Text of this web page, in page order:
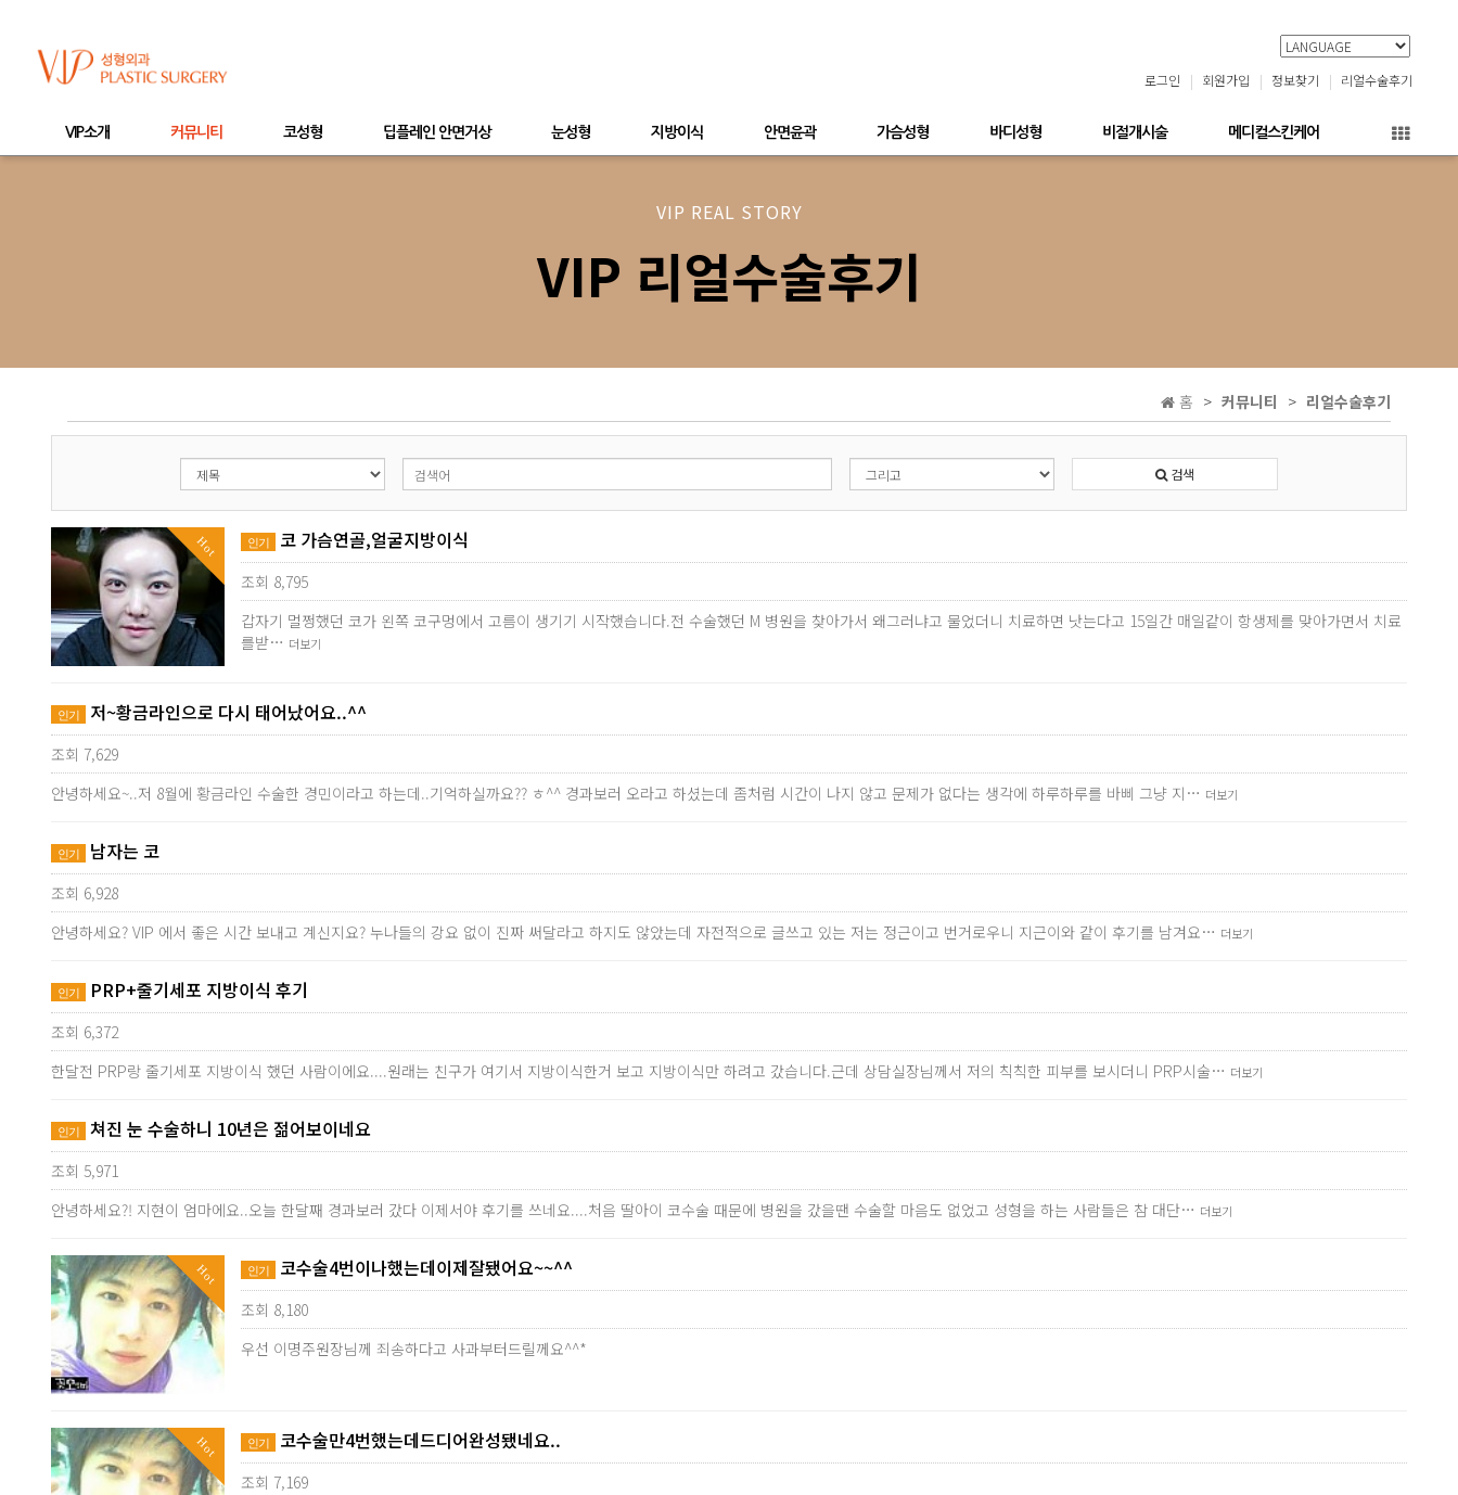
로그인 회원가입 정보찾기 리얼수술후기
VIP소개 커뮤니티 코성형 딥플레인 안면거상 눈성형 지방이식 안면윤곽 가슴성형 바디성형 비절개시술 메디컬스킨케어
VIP REAL STORY
VIP 리얼수술후기
홈 커뮤니티 리얼수술후기
검색
Hot 인기 코 가슴연골,얼굴지방이식
조회 8,795
갑자기 멀쩡했던 코가 왼쪽 코구멍에서 고름이 생기기 시작했습니다.전 수술했던 M 병원을 찾아가서 왜그러냐고 물었더니 치료하면 낫는다고 15일간 매일같이 항생제를 맞아가면서 치료
를받… 더보기
인기 저~황금라인으로 다시 태어났어요..^^
조회 7,629
안녕하세요~..저 8월에 황금라인 수술한 경민이라고 하는데..기억하실까요?? ㅎ^^ 경과보러 오라고 하셨는데 좀처럼 시간이 나지 않고 문제가 없다는 생각에 하루하루를 바삐 그냥 지… 더보기
인기 남자는 코
조회 6,928
안녕하세요? VIP 에서 좋은 시간 보내고 계신지요? 누나들의 강요 없이 진짜 써달라고 하지도 않았는데 자전적으로 글쓰고 있는 저는 정근이고 번거로우니 지근이와 같이 후기를 남겨요… 더보기
인기 PRP+줄기세포 지방이식 후기
조회 6,372
한달전 PRP랑 줄기세포 지방이식 했던 사람이에요....원래는 친구가 여기서 지방이식한거 보고 지방이식만 하려고 갔습니다.근데 상담실장님께서 저의 칙칙한 피부를 보시더니 PRP시술… 더보기
인기 쳐진 눈 수술하니 10년은 젊어보이네요
조회 5,971
안녕하세요?! 지현이 엄마에요..오늘 한달째 경과보러 갔다 이제서야 후기를 쓰네요....처음 딸아이 코수술 때문에 병원을 갔을땐 수술할 마음도 없었고 성형을 하는 사람들은 참 대단… 더보기
Hot 인기 코수술4번이나했는데이제잘됐어요~~^^
조회 8,180
우선 이명주원장님께 죄송하다고 사과부터드릴께요^^*
Hot 인기 코수술만4번했는데드디어완성됐네요..
조회 7,169